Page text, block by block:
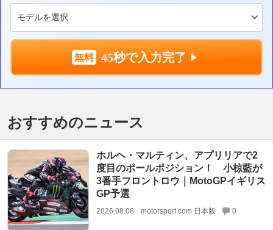
45秒で入力完了
おすすめのニュース
ホルヘ・マルティン、アプリリアで2
度目のポールポジション！ 小椋藍が
3番手フロントロウ｜MotoGPイギリス
GP予選
2026.08.08 motorsport.com 日本版 0